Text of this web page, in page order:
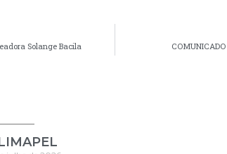
Solange Bacila